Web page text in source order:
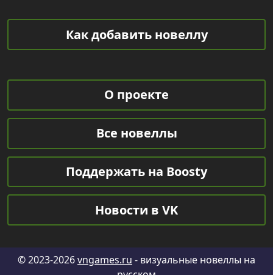
Как добавить новеллу
О проекте
Все новеллы
Поддержать на Boosty
Новости в VK
© 2023-2026vngames.ru - визуальные новеллы на